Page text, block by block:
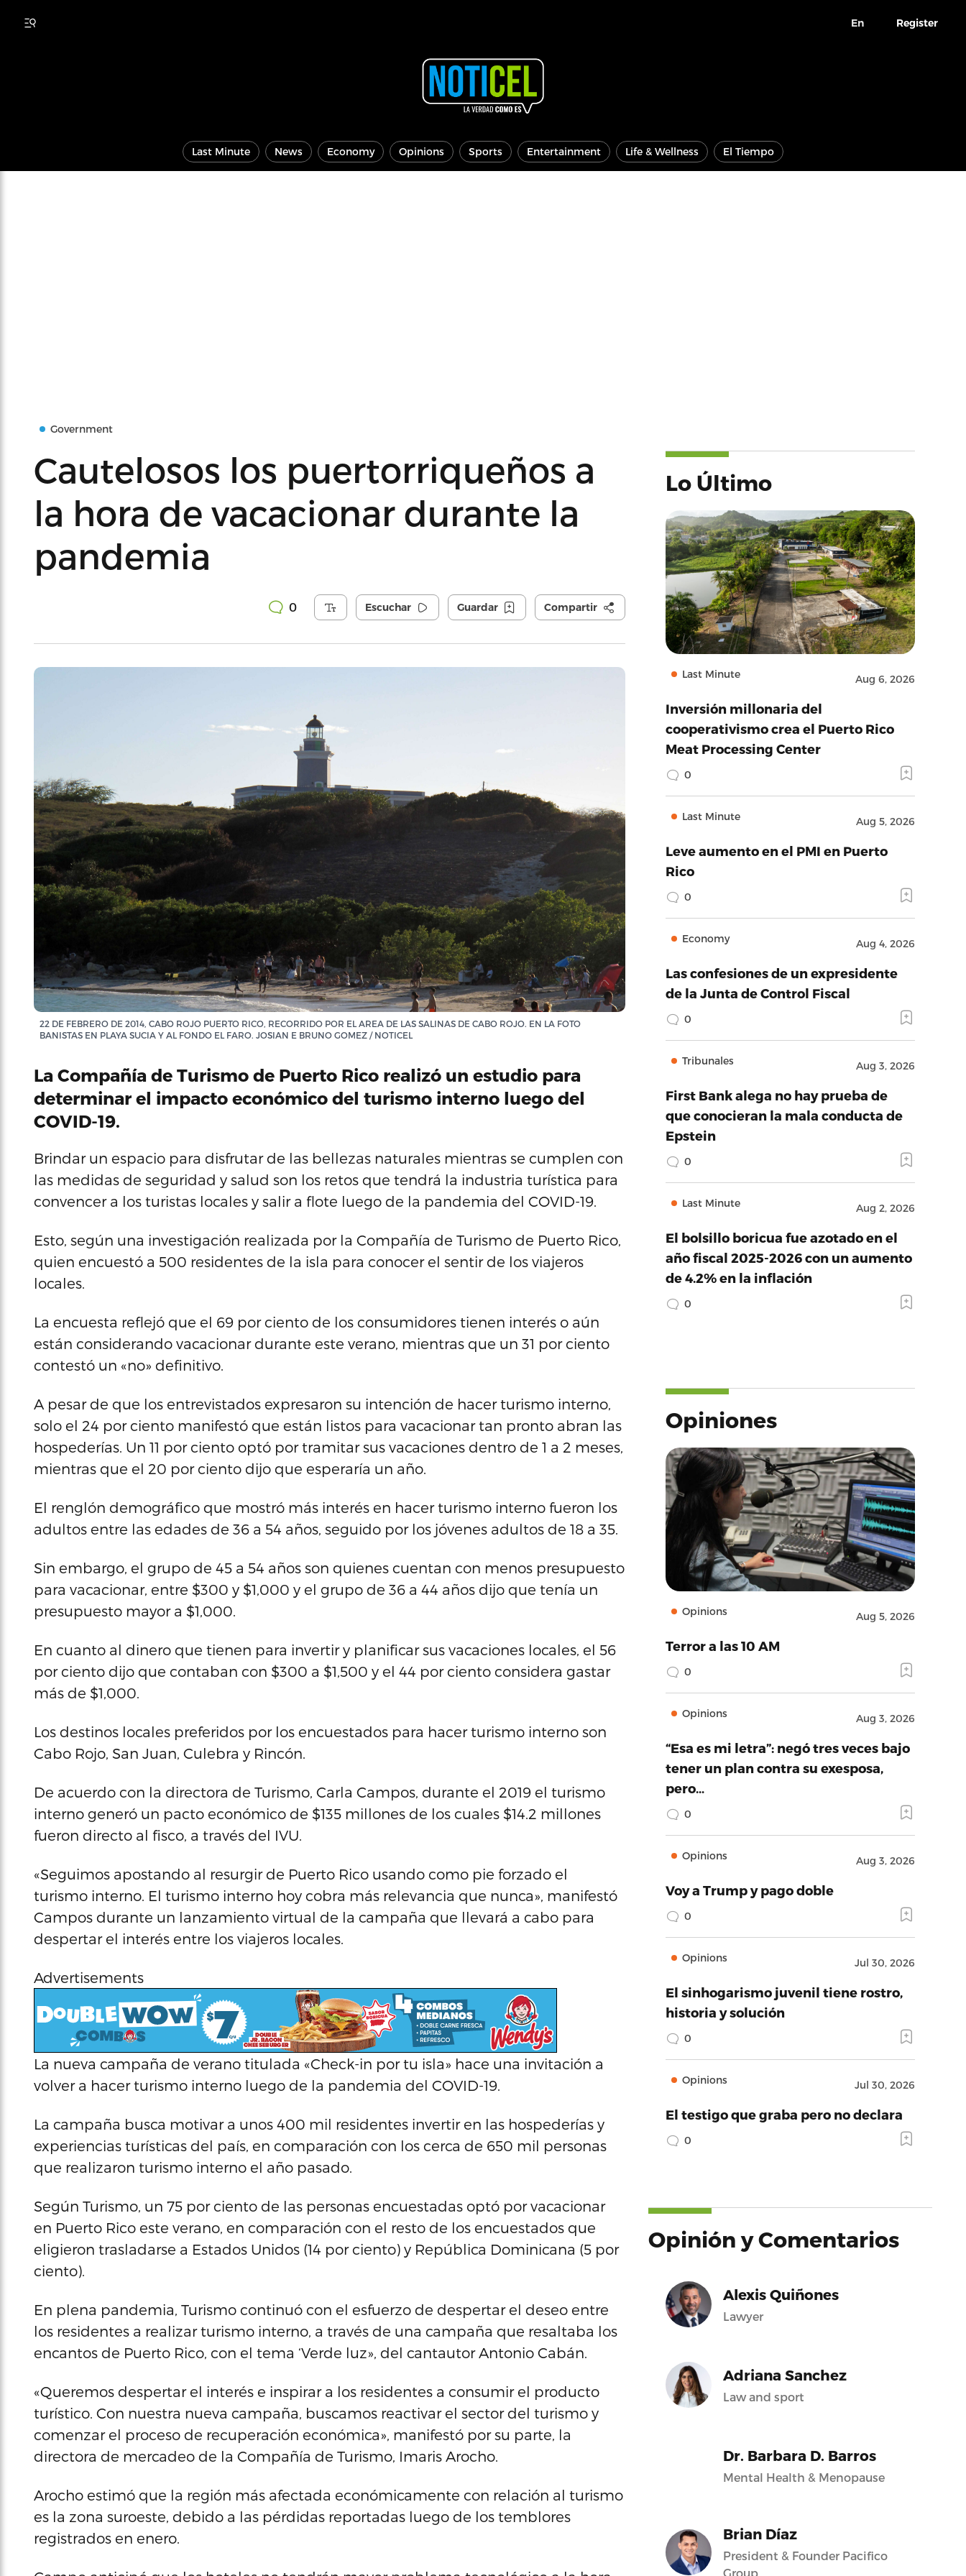
En Register
Last Minute News Economy Opinions Sports Entertainment Life & Wellness El Tiempo
Government
Cautelosos los puertorriqueños a
la hora de vacacionar durante la
pandemia
0 Escuchar Guardar Compartir
22 DE FEBRERO DE 2014, CABO ROJO PUERTO RICO, RECORRIDO POR EL AREA DE LAS SALINAS DE CABO ROJO. EN LA FOTO
BANISTAS EN PLAYA SUCIA Y AL FONDO EL FARO. JOSIAN E BRUNO GOMEZ / NOTICEL
La Compañía de Turismo de Puerto Rico realizó un estudio para
determinar el impacto económico del turismo interno luego del
COVID-19.
Brindar un espacio para disfrutar de las bellezas naturales mientras se cumplen con
las medidas de seguridad y salud son los retos que tendrá la industria turística para
convencer a los turistas locales y salir a flote luego de la pandemia del COVID-19.
Esto, según una investigación realizada por la Compañía de Turismo de Puerto Rico,
quien encuestó a 500 residentes de la isla para conocer el sentir de los viajeros
locales.
La encuesta reflejó que el 69 por ciento de los consumidores tienen interés o aún
están considerando vacacionar durante este verano, mientras que un 31 por ciento
contestó un «no» definitivo.
A pesar de que los entrevistados expresaron su intención de hacer turismo interno,
solo el 24 por ciento manifestó que están listos para vacacionar tan pronto abran las
hospederías. Un 11 por ciento optó por tramitar sus vacaciones dentro de 1 a 2 meses,
mientras que el 20 por ciento dijo que esperaría un año.
El renglón demográfico que mostró más interés en hacer turismo interno fueron los
adultos entre las edades de 36 a 54 años, seguido por los jóvenes adultos de 18 a 35.
Sin embargo, el grupo de 45 a 54 años son quienes cuentan con menos presupuesto
para vacacionar, entre $300 y $1,000 y el grupo de 36 a 44 años dijo que tenía un
presupuesto mayor a $1,000.
En cuanto al dinero que tienen para invertir y planificar sus vacaciones locales, el 56
por ciento dijo que contaban con $300 a $1,500 y el 44 por ciento considera gastar
más de $1,000.
Los destinos locales preferidos por los encuestados para hacer turismo interno son
Cabo Rojo, San Juan, Culebra y Rincón.
De acuerdo con la directora de Turismo, Carla Campos, durante el 2019 el turismo
interno generó un pacto económico de $135 millones de los cuales $14.2 millones
fueron directo al fisco, a través del IVU.
«Seguimos apostando al resurgir de Puerto Rico usando como pie forzado el
turismo interno. El turismo interno hoy cobra más relevancia que nunca», manifestó
Campos durante un lanzamiento virtual de la campaña que llevará a cabo para
despertar el interés entre los viajeros locales.
Advertisements
La nueva campaña de verano titulada «Check-in por tu isla» hace una invitación a
volver a hacer turismo interno luego de la pandemia del COVID-19.
La campaña busca motivar a unos 400 mil residentes invertir en las hospederías y
experiencias turísticas del país, en comparación con los cerca de 650 mil personas
que realizaron turismo interno el año pasado.
Según Turismo, un 75 por ciento de las personas encuestadas optó por vacacionar
en Puerto Rico este verano, en comparación con el resto de los encuestados que
eligieron trasladarse a Estados Unidos (14 por ciento) y República Dominicana (5 por
ciento).
En plena pandemia, Turismo continuó con el esfuerzo de despertar el deseo entre
los residentes a realizar turismo interno, a través de una campaña que resaltaba los
encantos de Puerto Rico, con el tema ‘Verde luz», del cantautor Antonio Cabán.
«Queremos despertar el interés e inspirar a los residentes a consumir el producto
turístico. Con nuestra nueva campaña, buscamos reactivar el sector del turismo y
comenzar el proceso de recuperación económica», manifestó por su parte, la
directora de mercadeo de la Compañía de Turismo, Imaris Arocho.
Arocho estimó que la región más afectada económicamente con relación al turismo
es la zona suroeste, debido a las pérdidas reportadas luego de los temblores
registrados en enero.
Lo Último
Last Minute Aug 6, 2026
Inversión millonaria del
cooperativismo crea el Puerto Rico
Meat Processing Center
0
Last Minute Aug 5, 2026
Leve aumento en el PMI en Puerto
Rico
0
Economy Aug 4, 2026
Las confesiones de un expresidente
de la Junta de Control Fiscal
0
Tribunales Aug 3, 2026
First Bank alega no hay prueba de
que conocieran la mala conducta de
Epstein
0
Last Minute Aug 2, 2026
El bolsillo boricua fue azotado en el
año fiscal 2025-2026 con un aumento
de 4.2% en la inflación
0
Opiniones
Opinions Aug 5, 2026
Terror a las 10 AM
0
Opinions Aug 3, 2026
“Esa es mi letra”: negó tres veces bajo
tener un plan contra su exesposa,
pero…
0
Opinions Aug 3, 2026
Voy a Trump y pago doble
0
Opinions Jul 30, 2026
El sinhogarismo juvenil tiene rostro,
historia y solución
0
Opinions Jul 30, 2026
El testigo que graba pero no declara
0
Opinión y Comentarios
Alexis Quiñones
Lawyer
Adriana Sanchez
Law and sport
Dr. Barbara D. Barros
Mental Health & Menopause
Brian Díaz
President & Founder Pacifico
Group